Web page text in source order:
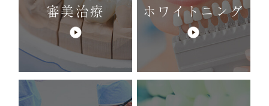
審美治療 ホワイトニング